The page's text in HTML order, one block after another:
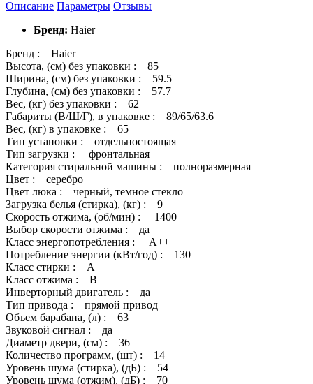
Описание Параметры Отзывы
Бренд: Haier
Бренд : Haier
Высота, (см) без упаковки : 85
Ширина, (см) без упаковки : 59.5
Глубина, (см) без упаковки : 57.7
Вес, (кг) без упаковки : 62
Габариты (В/Ш/Г), в упаковке : 89/65/63.6
Вес, (кг) в упаковке : 65
Тип установки : отдельностоящая
Тип загрузки : фронтальная
Категория стиральной машины : полноразмерная
Цвет : серебро
Цвет люка : черный, темное стекло
Загрузка белья (стирка), (кг) : 9
Скорость отжима, (об/мин) : 1400
Выбор скорости отжима : да
Класс энергопотребления : A+++
Потребление энергии (кВт/год) : 130
Класс стирки : А
Класс отжима : B
Инверторный двигатель : да
Тип привода : прямой привод
Объем барабана, (л) : 63
Звуковой сигнал : да
Диаметр двери, (см) : 36
Количество программ, (шт) : 14
Уровень шума (стирка), (дБ) : 54
Уровень шума (отжим), (дБ) : 70